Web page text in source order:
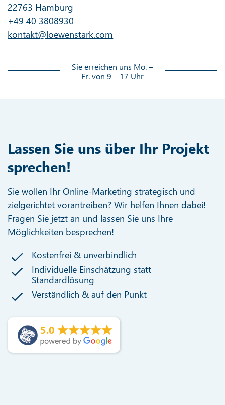
22763 Hamburg
+49 40 3808930
kontakt@loewenstark.com
Sie erreichen uns Mo. –
Fr. von 9 – 17 Uhr
Lassen Sie uns über Ihr Projekt
sprechen!
Sie wollen Ihr Online-Marketing strategisch und
zielgerichtet vorantreiben? Wir helfen Ihnen dabei!
Fragen Sie jetzt an und lassen Sie uns Ihre
Möglichkeiten besprechen!
Kostenfrei & unverbindlich
Individuelle Einschätzung statt
Standardlösung
Verständlich & auf den Punkt
5.0